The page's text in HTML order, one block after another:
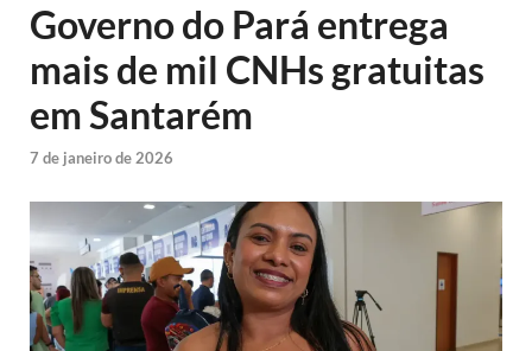
Governo do Pará entrega
mais de mil CNHs gratuitas
em Santarém
7 de janeiro de 2026